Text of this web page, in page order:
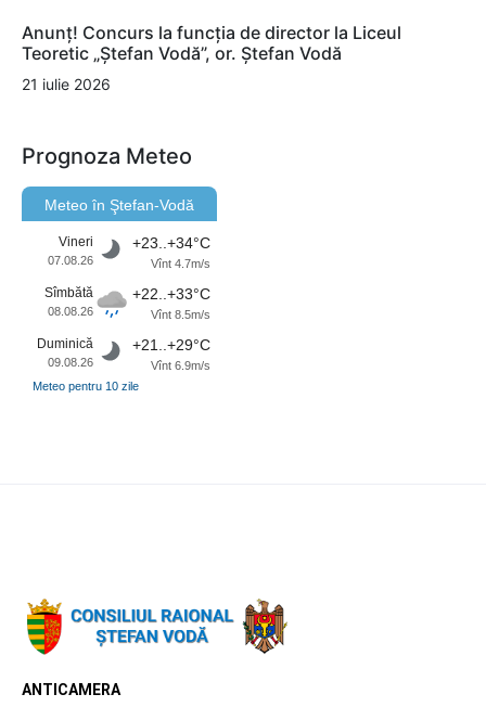
Anunț! Concurs la funcția de director la Liceul
Teoretic „Ștefan Vodă”, or. Ștefan Vodă
21 iulie 2026
Prognoza Meteo
Meteo în Ştefan-Vodă
Vineri
07.08.26
+23..+34°C
Vînt 4.7m/s
Sîmbătă
08.08.26
+22..+33°C
Vînt 8.5m/s
Duminică
09.08.26
+21..+29°C
Vînt 6.9m/s
Meteo pentru 10 zile
ANTICAMERA